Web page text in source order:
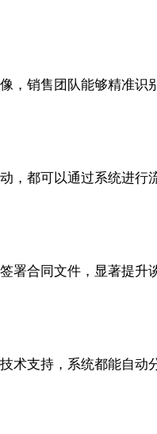
，销售团队能够精准识
，都可以通过系统进行
署合同文件，显著提升
术支持，系统都能自动